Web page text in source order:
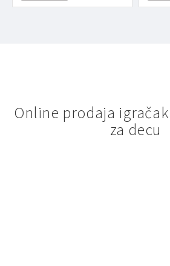
Online prodaja
za decu